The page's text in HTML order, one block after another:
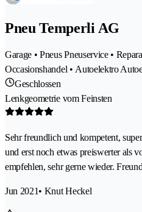
Pneu Temperli AG
Garage • Pneus Pneuservice •
Occasionshandel • Autoelektro
Geschlossen
Lenkgeometrie vom Feinsten
Sehr freundlich und kompetent,
und erst noch etwas preiswerter als
empfehlen, sehr gerne wieder.
Jun 2021• Knut Heckel